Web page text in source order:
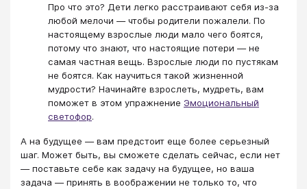
Про что это? Дети легко расстраивают себя из-за
любой мелочи — чтобы родители пожалели. По
настоящему взрослые люди мало чего боятся,
потому что знают, что настоящие потери — не
самая частная вещь. Взрослые люди по пустякам
не боятся. Как научиться такой жизненной
мудрости? Начинайте взрослеть, мудреть, вам
поможет в этом упражнение Эмоциональный
светофор.
А на будущее — вам предстоит еще более серьезный
шаг. Может быть, вы сможете сделать сейчас, если нет
— поставьте себе как задачу на будущее, но ваша
задача — принять в воображении не только то, что